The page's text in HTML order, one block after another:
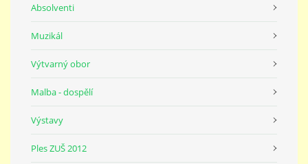
Absolventi
Muzikál
Výtvarný obor
Malba - dospělí
Výstavy
Ples ZUŠ 2012